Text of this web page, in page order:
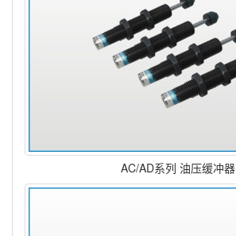
AC/AD系列 油压缓冲器